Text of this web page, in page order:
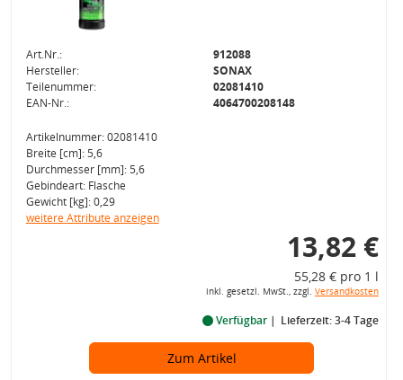
Art.Nr.:
912088
Hersteller:
SONAX
Teilenummer:
02081410
EAN-Nr.:
4064700208148
Artikelnummer: 02081410
Breite [cm]: 5,6
Durchmesser [mm]: 5,6
Gebindeart: Flasche
Gewicht [kg]: 0,29
weitere Attribute anzeigen
13,82 €
55,28 € pro 1 l
inkl. gesetzl. MwSt., zzgl. Versandkosten
Verfügbar Lieferzeit: 3-4 Tage
Zum Artikel